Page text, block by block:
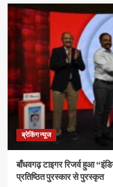
ब्रेकिंग न्यूज
बाँधवगढ़ टाइगर रिजर्व हुआ
प्रतिष्ठित पुरस्कार से पुरस्कृत